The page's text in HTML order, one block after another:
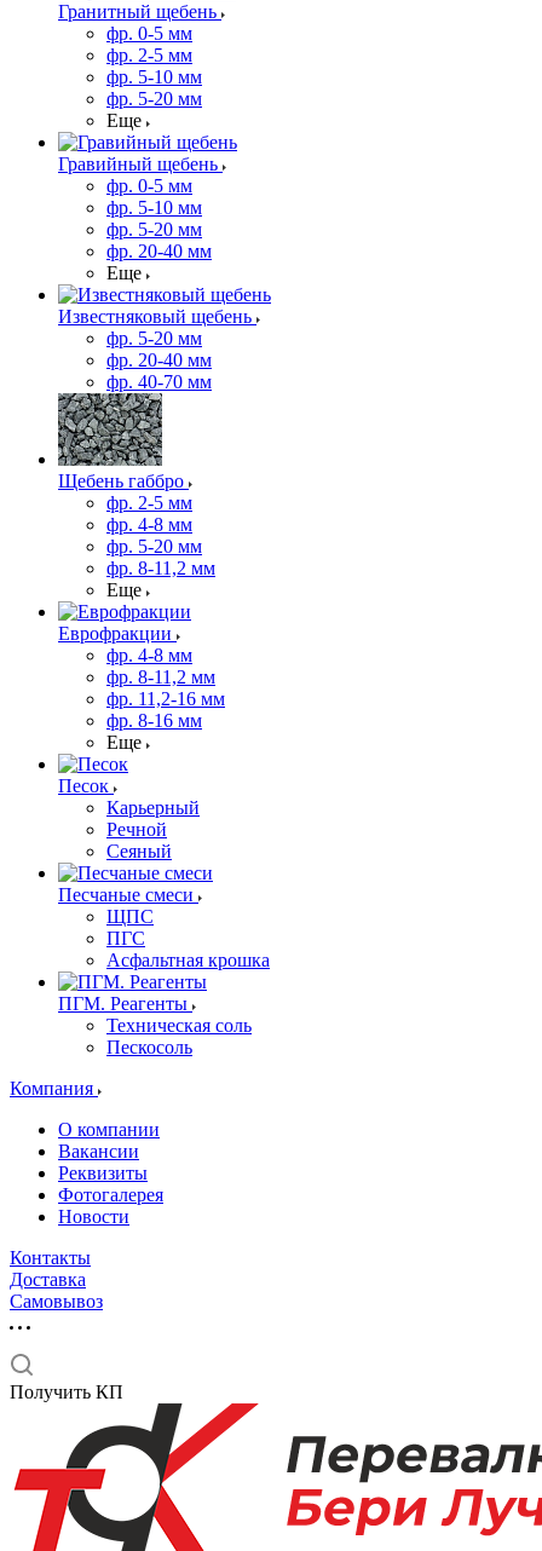
Гранитный щебень
фр. 0-5 мм
фр. 2-5 мм
фр. 5-10 мм
фр. 5-20 мм
Еще
Гравийный щебень
фр. 0-5 мм
фр. 5-10 мм
фр. 5-20 мм
фр. 20-40 мм
Еще
Известняковый щебень
фр. 5-20 мм
фр. 20-40 мм
фр. 40-70 мм
Щебень габбро
фр. 2-5 мм
фр. 4-8 мм
фр. 5-20 мм
фр. 8-11,2 мм
Еще
Еврофракции
фр. 4-8 мм
фр. 8-11,2 мм
фр. 11,2-16 мм
фр. 8-16 мм
Еще
Песок
Карьерный
Речной
Сеяный
Песчаные смеси
ЩПС
ПГС
Асфальтная крошка
ПГМ. Реагенты
Техническая соль
Пескосоль
Компания
О компании
Вакансии
Реквизиты
Фотогалерея
Новости
Контакты
Доставка
Самовывоз
Получить КП